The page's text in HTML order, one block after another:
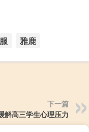
雅鹿
下一篇
解高三学生心理压力